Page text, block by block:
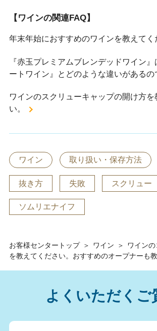
お客様センタートップ ＞ ワイン ＞
ワイン
を教えてください。おすすめのオープナーも教
【ワインの関連FAQ】
年末年始におすすめのワインを教えてく
『赤玉プレミアムブレンデッドワイン
ートワイン』とどのような違いがあるの
ワインのスクリューキャップの開け方を
い。
ワイン 取り扱い・保存方法
抜き方 失敗 スクリュー
ソムリエナイフ
よくいただくご